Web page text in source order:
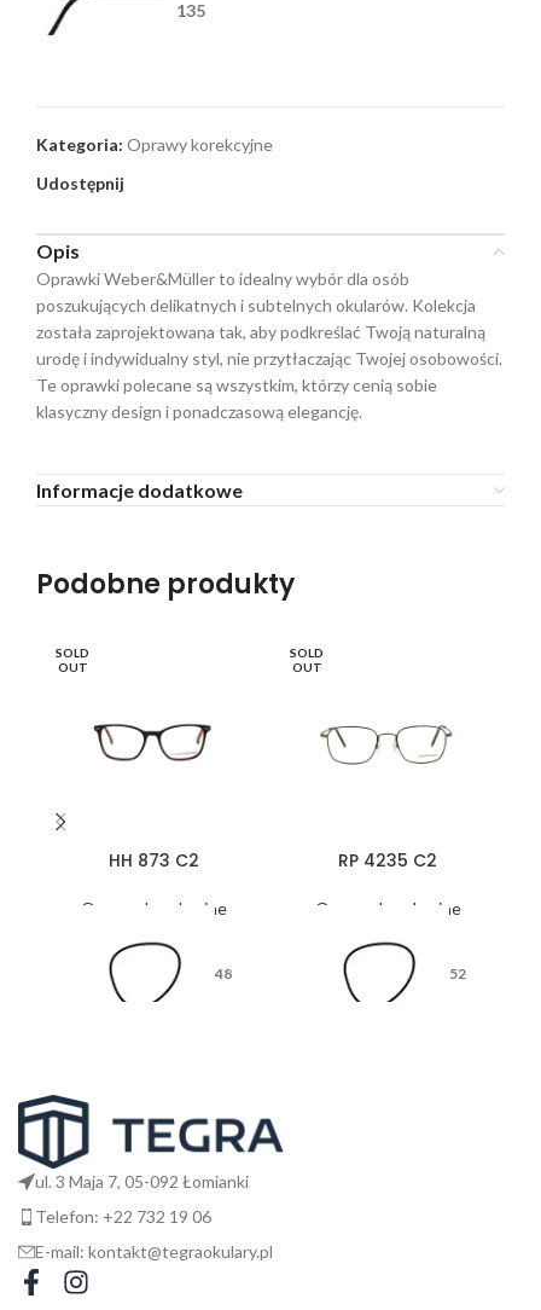
135
Kategoria: Oprawy korekcyjne
Udostępnij
Opis
Oprawki Weber&Müller to idealny wybór dla osób
poszukujących delikatnych i subtelnych okularów. Kolekcja
została zaprojektowana tak, aby podkreślać Twoją naturalną
urodę i indywidualny styl, nie przytłaczając Twojej osobowości.
Te oprawki polecane są wszystkim, którzy cenią sobie
klasyczny design i ponadczasową elegancję.
Informacje dodatkowe
Podobne produkty
SOLD
OUT
HH 873 C2
Oprawy korekcyjne
48
17
135
SOLD
OUT
RP 4235 C2
Oprawy korekcyjne
52
ul. 3 Maja 7, 05-092 Łomianki
Telefon: +22 732 19 06
E-mail: kontakt@tegraokulary.pl